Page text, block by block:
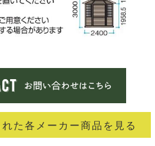
た各メーカー商品を見る